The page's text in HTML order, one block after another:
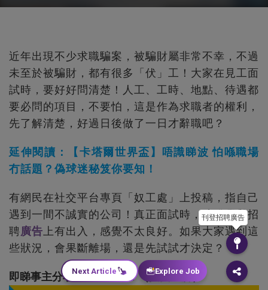
近年出現不少求職騙案，被騙財屬非常不幸，不過
未至於被騙財，都有很多「伏」工！大家在見工面
試時，要好好問清楚！人工、工時、地點、待遇都
要必問的項目，不要怕，這是作為求職者的權利，
先了解清楚，好過日後做了一日才辭職吧？
延伸閱讀：【卡塔爾世界盃】唔識睇波 怕喺職場
冇話題？偽球迷秘笈你要知！
有網民在社交平台專頁「奴工處」上投稿，指自己
遇到一間不誠實的公司！真正面試時，才發覺與招
聘廣告 上有出入，感覺不太良好。如果大家遇到這
些狀況，會果斷離場，還是先試試才決定？
即睇事主分享及網民回應：（按圖了解）
刊登招聘廣告
Next Article Explore Job